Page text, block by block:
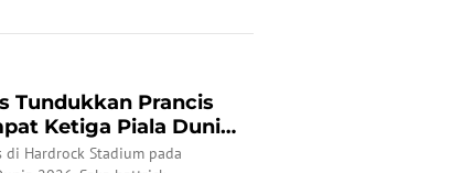
lagi pundi golnya melalui titik
Tundukkan Prancis
Ketiga Piala Dunia
Hardrock Stadium pada